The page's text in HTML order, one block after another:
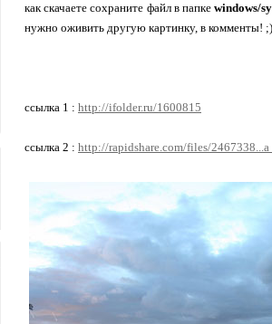
как скачаете сохраните файл в папке windows/
нужно оживить другую картинку, в комменты! ;)
ссылка 1 : http://ifolder.ru/1600815
ссылка 2 : http://rapidshare.com/files/